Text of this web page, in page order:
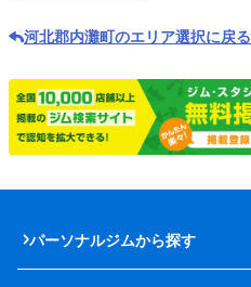
河北郡内灘町のエリア選択に戻る
パーソナルジムから探す